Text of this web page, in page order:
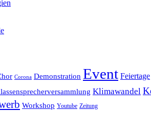
Corona Demonstration Event Feiertage
Klimawandel
Workshop Youtube Zeitung